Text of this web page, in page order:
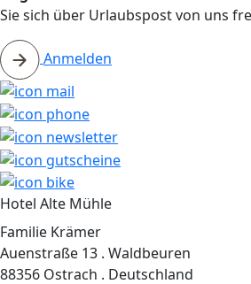
Sie sich über Urlaubspost von uns
Anmelden
Hotel Alte Mühle
Familie Krämer
Auenstraße 13 . Waldbeuren
88356 Ostrach . Deutschland